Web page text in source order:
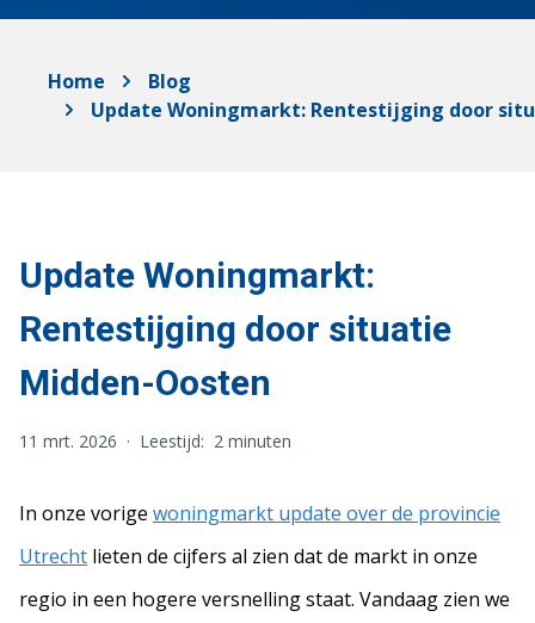
Home
Blog
Update Woningmarkt: Rentestijging door
Update Woningmarkt:
Rentestijging door situatie
Midden-Oosten
11 mrt. 2026 · Leestijd: 2 minuten
In onze vorige woningmarkt update over de provincie
Utrecht lieten de cijfers al zien dat de markt in onze
regio in een hogere versnelling staat. Vandaag zien we